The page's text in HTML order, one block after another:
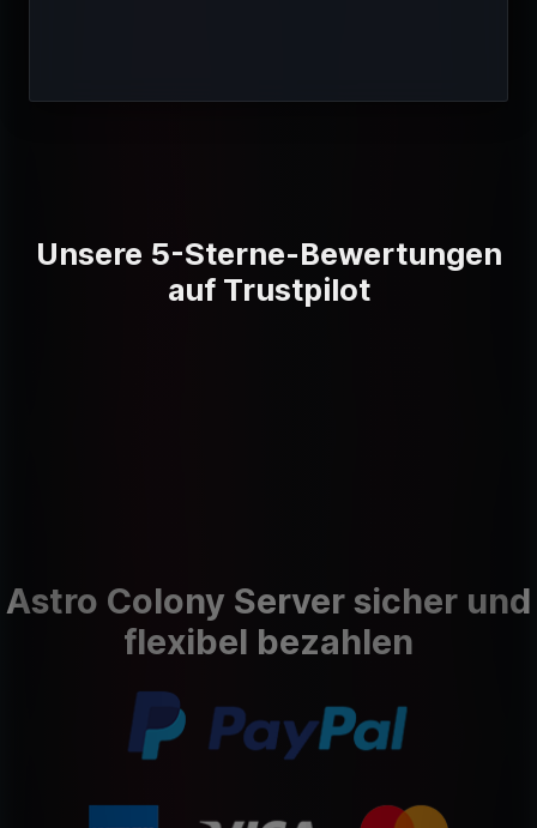
Unsere 5-Sterne-Bewertungen
auf Trustpilot
Astro Colony Server sicher und
flexibel bezahlen